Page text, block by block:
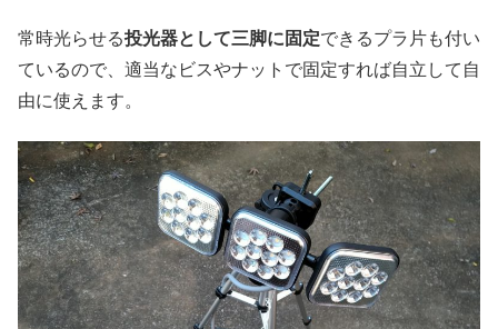
常時光らせる投光器として三脚に固定できるプラ片も付い
ているので、適当なビスやナットで固定すれば自立して自
由に使えます。